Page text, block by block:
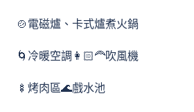
🍲電磁爐、卡式爐煮火鍋
🌀冷暖空調👩🏻‍🦰吹風機
🍢烤肉區🌊戲水池